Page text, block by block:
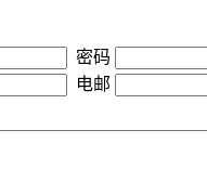
密码
电邮